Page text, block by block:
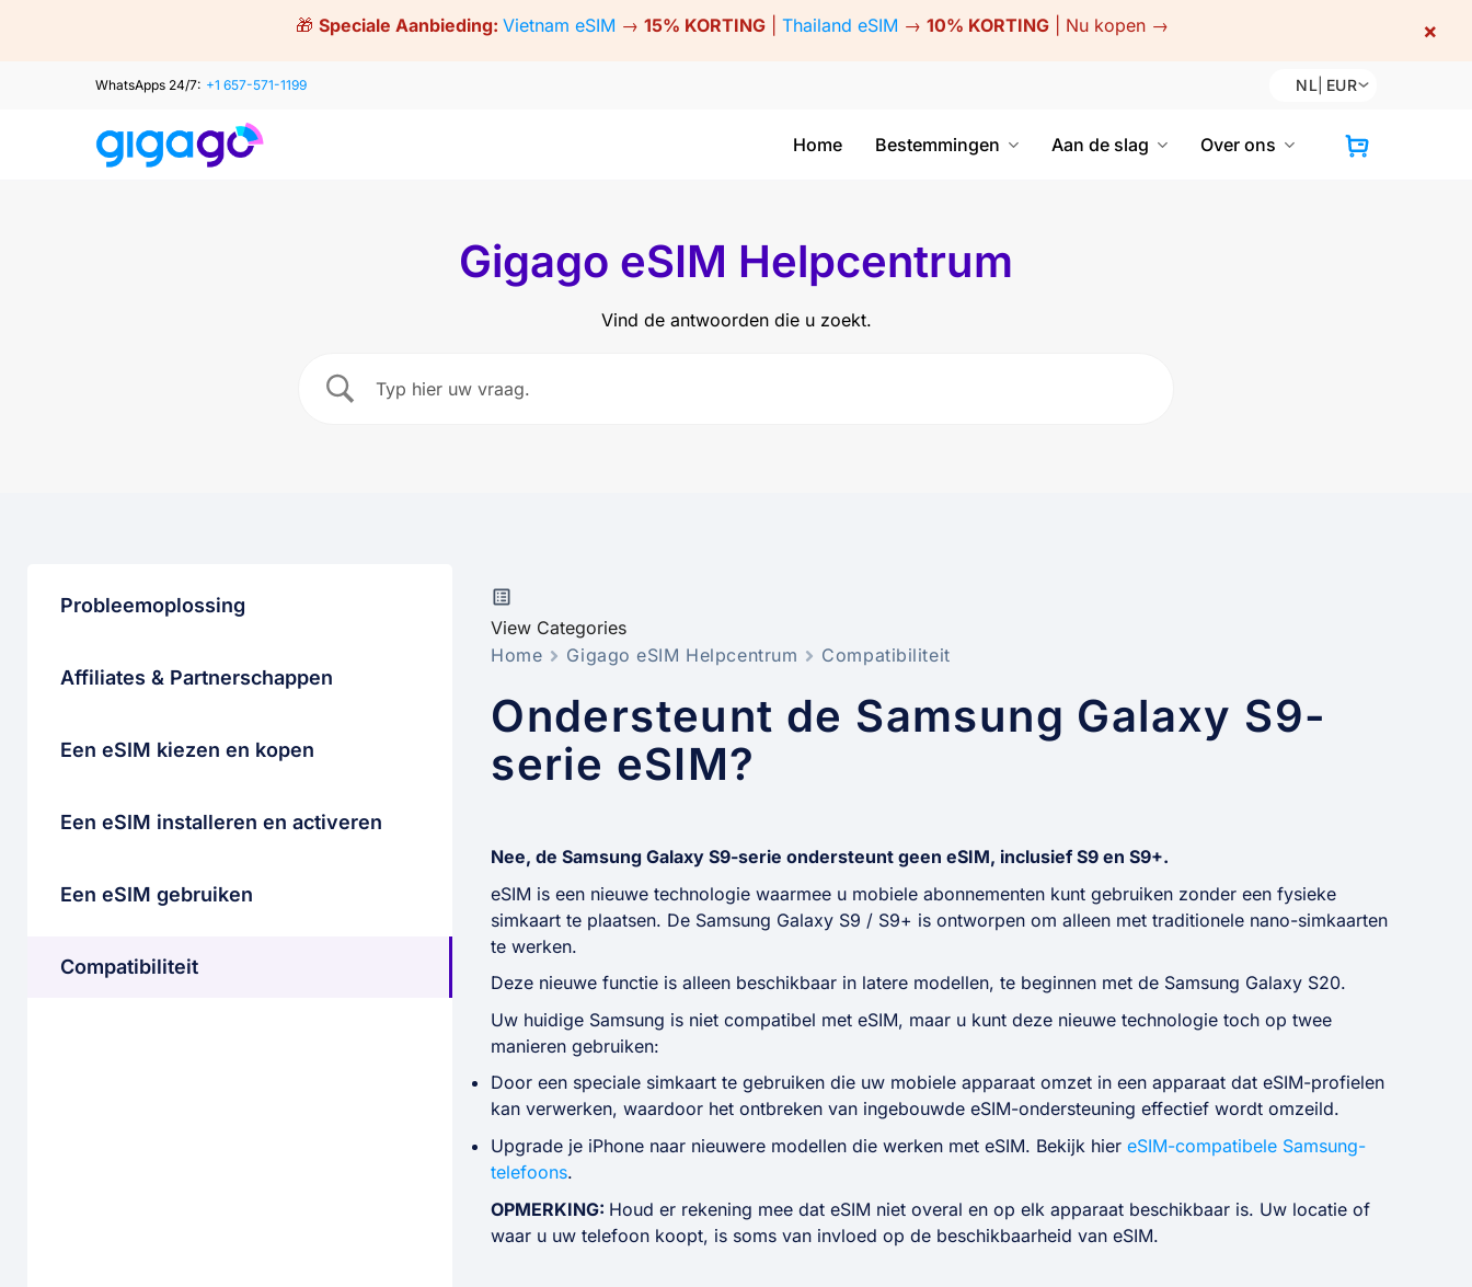
🎁 Speciale Aanbieding: Vietnam eSIM → 15% KORTING| Thailand eSIM → 10% KORTING| Nu kopen → ×
WhatsApps 24/7: +1 657-571-1199 NL EUR
Home Bestemmingen Aan de slag Over ons
Gigago eSIM Helpcentrum
Vind de antwoorden die u zoekt.
Probleemoplossing
Affiliates & Partnerschappen
Een eSIM kiezen en kopen
Een eSIM installeren en activeren
Een eSIM gebruiken
Compatibiliteit
View Categories
Home
Gigago eSIM Helpcentrum Compatibiliteit
Ondersteunt de Samsung Galaxy S9-
serie eSIM?
Nee, de Samsung Galaxy S9-serie ondersteunt geen eSIM, inclusief S9 en S9+.
eSIM is een nieuwe technologie waarmee u mobiele abonnementen kunt gebruiken zonder een fysieke
simkaart te plaatsen. De Samsung Galaxy S9 / S9+ is ontworpen om alleen met traditionele nano-simkaarten
te werken.
Deze nieuwe functie is alleen beschikbaar in latere modellen, te beginnen met de Samsung Galaxy S20.
Uw huidige Samsung is niet compatibel met eSIM, maar u kunt deze nieuwe technologie toch op twee
manieren gebruiken:
Door een speciale simkaart te gebruiken die uw mobiele apparaat omzet in een apparaat dat eSIM-profielen
kan verwerken, waardoor het ontbreken van ingebouwde eSIM-ondersteuning effectief wordt omzeild.
Upgrade je iPhone naar nieuwere modellen die werken met eSIM. Bekijk hiereSIM-compatibele Samsung-
telefoons.
OPMERKING: Houd er rekening mee dat eSIM niet overal en op elk apparaat beschikbaar is. Uw locatie of
waar u uw telefoon koopt, is soms van invloed op de beschikbaarheid van eSIM.